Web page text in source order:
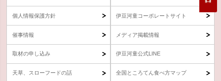
個人情報保護方針 伊豆河童コーポレートサイト
催事情報 メディア掲載情報
取材の申し込み 伊豆河童公式LINE
天草、スローフードの話 全国ところてん食べ方マップ